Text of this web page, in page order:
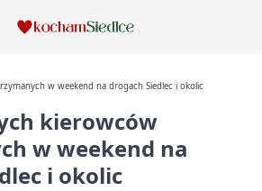
w weekend na drogach Siedlec i okolic
kierowców
w weekend na
i okolic